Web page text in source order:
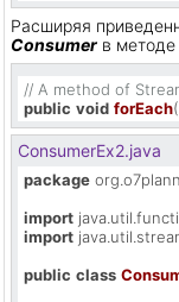
Расширяя
Consumer в методе
// A method of
public void forEach
ConsumerEx2.java
package
import
import
public class